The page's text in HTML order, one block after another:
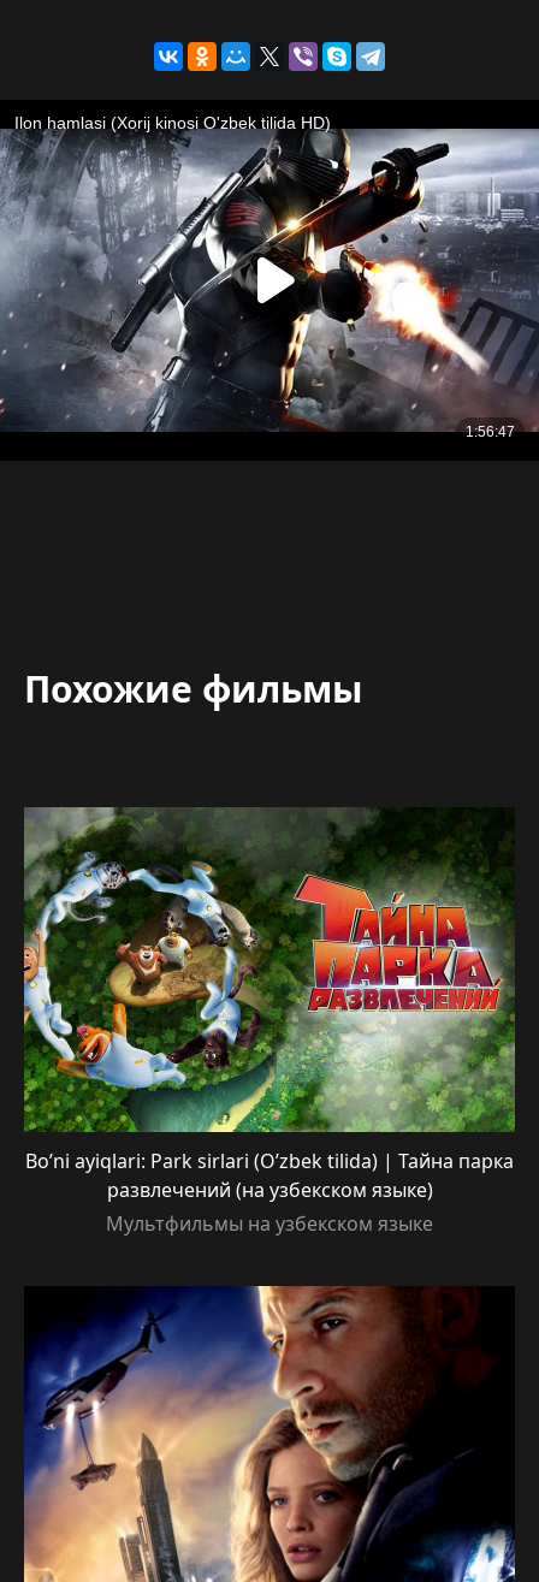
Похожие фильмы
Bo’ni ayiqlari: Park sirlari (O’zbek tilida) | Тайна парка
развлечений (на узбекском языке)
Мультфильмы на узбекском языке